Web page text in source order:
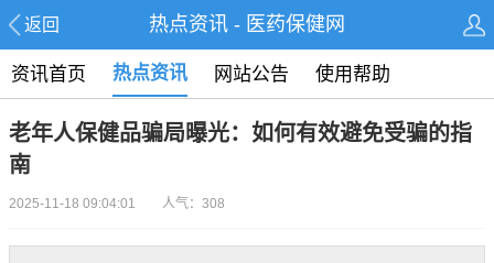
返回 热点资讯 - 医药保健网
资讯首页 热点资讯 网站公告 使用帮助
老年人保健品骗局曝光：如何有效避免受骗的指
南
2025-11-18 09:04:01 人气：308